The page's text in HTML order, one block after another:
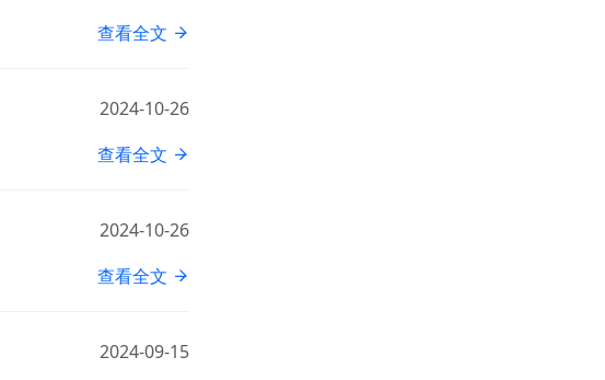
查看全文
2024-10-26
查看全文
2024-10-26
查看全文
2024-09-15